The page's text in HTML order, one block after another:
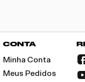
CONTA
Minha Conta
Meus Pedidos